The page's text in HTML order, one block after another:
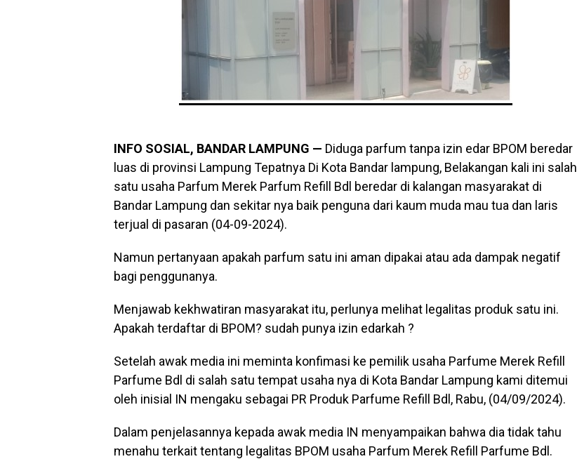
INFO SOSIAL, BANDAR LAMPUNG — Diduga parfum tanpa izin edar BPOM beredar
luas di provinsi Lampung Tepatnya Di Kota Bandar lampung, Belakangan kali ini salah
satu usaha Parfum Merek Parfum Refill Bdl beredar di kalangan masyarakat di
Bandar Lampung dan sekitar nya baik penguna dari kaum muda mau tua dan laris
terjual di pasaran (04-09-2024).
Namun pertanyaan apakah parfum satu ini aman dipakai atau ada dampak negatif
bagi penggunanya.
Menjawab kekhwatiran masyarakat itu, perlunya melihat legalitas produk satu ini.
Apakah terdaftar di BPOM? sudah punya izin edarkah ?
Setelah awak media ini meminta konfimasi ke pemilik usaha Parfume Merek Refill
Parfume Bdl di salah satu tempat usaha nya di Kota Bandar Lampung kami ditemui
oleh inisial IN mengaku sebagai PR Produk Parfume Refill Bdl, Rabu, (04/09/2024).
Dalam penjelasannya kepada awak media IN menyampaikan bahwa dia tidak tahu
menahu terkait tentang legalitas BPOM usaha Parfum Merek Refill Parfume Bdl.